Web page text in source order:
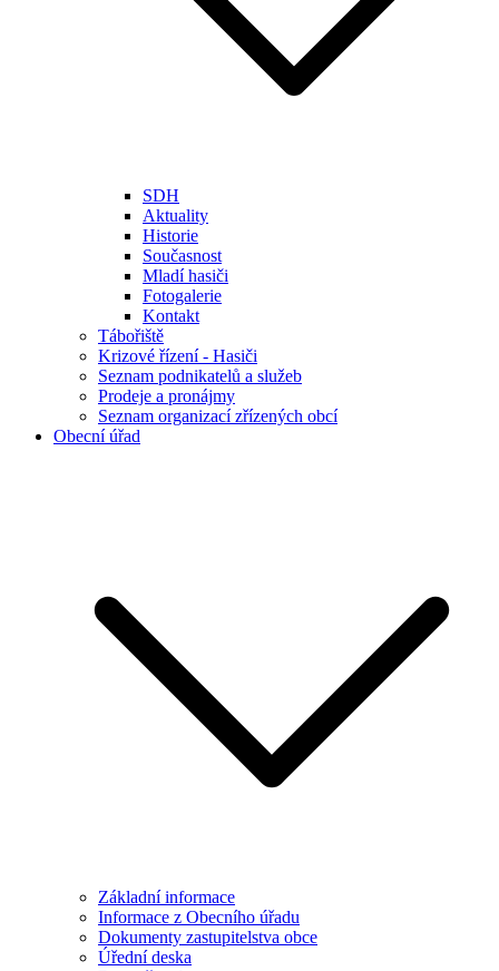
SDH
Aktuality
Historie
Současnost
Mladí hasiči
Fotogalerie
Kontakt
Tábořiště
Krizové řízení - Hasiči
Seznam podnikatelů a služeb
Prodeje a pronájmy
Seznam organizací zřízených obcí
Obecní úřad
Základní informace
Informace z Obecního úřadu
Dokumenty zastupitelstva obce
Úřední deska